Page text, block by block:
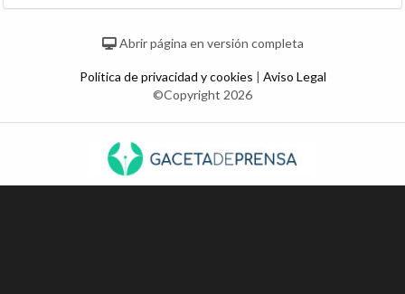
Abrir página en versión completa
Política de privacidad y cookies | Aviso Legal
©Copyright 2026